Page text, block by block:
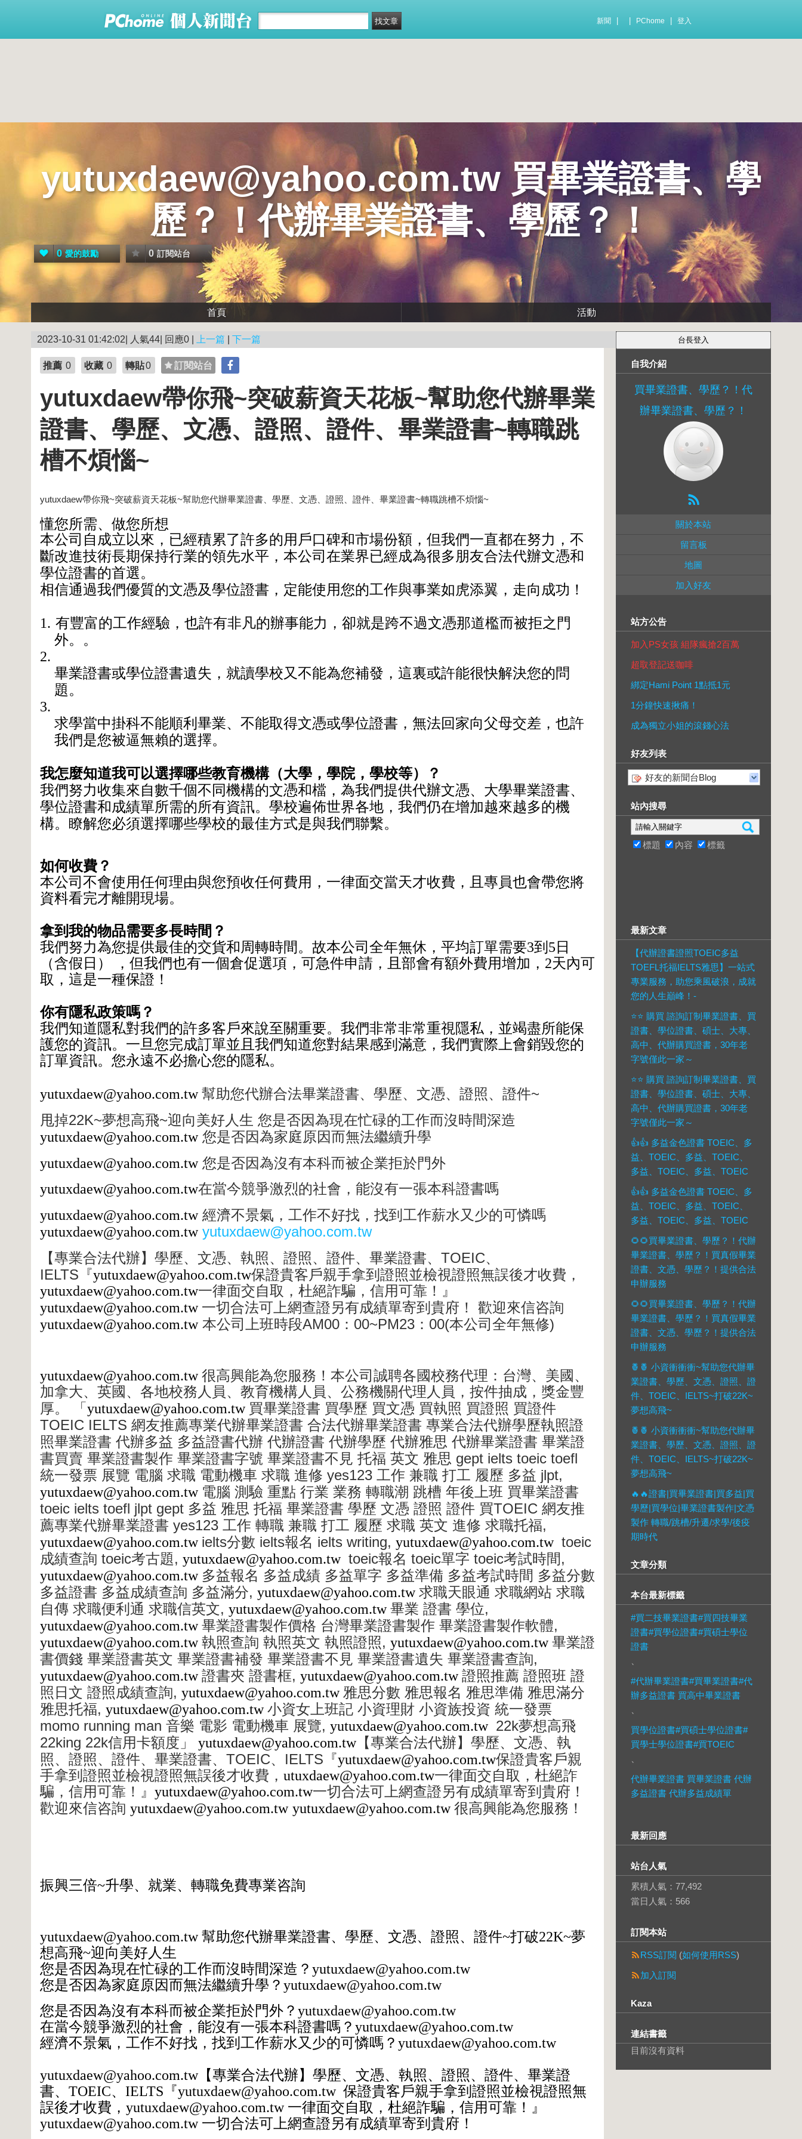
新聞 PChome 登入
yutuxdaew@yahoo.com.tw 買畢業證書、學
歷？！代辦畢業證書、學歷？！
0 愛的鼓勵 0 訂閱站台
首頁 活動
2023-10-31 01:42:02| 人氣44| 回應0 | 上一篇 下一篇
推薦 0 收藏 0 轉貼0 訂閱站台
yutuxdaew帶你飛~突破薪資天花板~幫助您代辦畢業
證書、學歷、文憑、證照、證件、畢業證書~轉職跳
槽不煩惱~
yutuxdaew帶你飛~突破薪資天花板~幫助您代辦畢業證書、學歷、文憑、證照、證件、畢業證書~轉職跳槽不煩惱~
懂您所需、做您所想
本公司自成立以來，已經積累了許多的用戶口碑和市場份額，但我們一直都在努力，不
斷改進技術長期保持行業的領先水平，本公司在業界已經成為很多朋友合法代辦文憑和
學位證書的首選。
相信通過我們優質的文憑及學位證書，定能使用您的工作與事業如虎添翼，走向成功！
1. 有豐富的工作經驗，也許有非凡的辦事能力，卻就是跨不過文憑那道檻而被拒之門
外。。
2.
畢業證書或學位證書遺失，就讀學校又不能為您補發，這裏或許能很快解決您的問
題。
3.
求學當中掛科不能順利畢業、不能取得文憑或學位證書，無法回家向父母交差，也許
我們是您被逼無賴的選擇。
我怎麼知道我可以選擇哪些教育機構（大學，學院，學校等）？
我們努力收集來自數千個不同機構的文憑和檔，為我們提供代辦文憑、大學畢業證書、
學位證書和成績單所需的所有資訊。學校遍佈世界各地，我們仍在增加越來越多的機
構。瞭解您必須選擇哪些學校的最佳方式是與我們聯繫。
如何收費？
本公司不會使用任何理由與您預收任何費用，一律面交當天才收費，且專員也會帶您將
資料看完才離開現場。
拿到我的物品需要多長時間？
我們努力為您提供最佳的交貨和周轉時間。故本公司全年無休，平均訂單需要3到 5 日
（含假日） ，但我們也有一個倉促選項，可急件申請，且部會有額外費用增加， 2天內可
取，這是一種保證！
你有隱私政策嗎？
我們知道隱私對我們的許多客戶來說至關重要。我們非常非常重視隱私，並竭盡所能保
護您的資訊。一旦您完成訂單並且我們知道您對結果感到滿意，我們實際上會銷毀您的
訂單資訊。您永遠不必擔心您的隱私。
yutuxdaew@yahoo.com.tw幫助您代辦合法畢業證書、學歷、文憑、證照、證件~
甩掉22K~夢想高飛~迎向美好人生 您是否因為現在忙碌的工作而沒時間深造
yutuxdaew@yahoo.com.tw 您是否因為家庭原因而無法繼續升學
yutuxdaew@yahoo.com.tw 您是否因為沒有本科而被企業拒於門外
yutuxdaew@yahoo.com.tw在當今競爭激烈的社會，能沒有一張本科證書嗎
yutuxdaew@yahoo.com.tw 經濟不景氣，工作不好找，找到工作薪水又少的可憐嗎
yutuxdaew@yahoo.com.tw yutuxdaew@yahoo.com.tw
【專業合法代辦】學歷、文憑、執照、證照、證件、畢業證書、 TOEIC、
IELTS 『yutuxdaew@yahoo.com.tw保證貴客戶親手拿到證照並檢視證照無誤後才收費，
yutuxdaew@yahoo.com.tw一律面交自取，杜絕詐騙，信用可靠！』
yutuxdaew@yahoo.com.tw 一切合法可上網查證另有成績單寄到貴府！
歡迎來信咨詢
yutuxdaew@yahoo.com.tw 本公司上班時段AM00 ： 00~PM23 ： 00(本公司全年無修)
yutuxdaew@yahoo.com.tw很高興能為您服務！本公司誠聘各國校務代理：台灣、美國、
加拿大、英國、各地校務人員、教育機構人員、公務機關代理人員，按件抽成，獎金豐
厚。
「 yutuxdaew@yahoo.com.tw 買畢業證書 買學歷 買文憑 買執照 買證照 買證件
TOEIC IELTS 網友推薦專業代辦畢業證書 合法代辦畢業證書 專業合法代辦學歷執照證
照畢業證書 代辦多益 多益證書代辦 代辦證書 代辦學歷 代辦雅思 代辦畢業證書 畢業證
書買賣 畢業證書製作 畢業證書字號 畢業證書不見 托福 英文 雅思 gept ielts toeic toefl
統一發票 展覽 電腦 求職 電動機車 求職 進修 yes123 工作 兼職 打工 履歷 多益 jlpt,
yutuxdaew@yahoo.com.tw 電腦 測驗 重點 行業 業務 轉職潮 跳槽 年後上班 買畢業證書
toeic ielts toefl jlpt gept 多益 雅思 托福 畢業證書 學歷 文憑 證照 證件 買TOEIC 網友推
薦專業代辦畢業證書 yes123 工作 轉職 兼職 打工 履歷 求職 英文 進修 求職托福,
yutuxdaew@yahoo.com.tw ielts分數 ielts報名 ielts writing, yutuxdaew@yahoo.com.tw toeic
成績查詢 toeic考古題, yutuxdaew@yahoo.com.tw toeic報名 toeic單字 toeic考試時間,
yutuxdaew@yahoo.com.tw 多益報名 多益成績 多益單字 多益準備 多益考試時間 多益分數
多益證書 多益成績查詢 多益滿分, yutuxdaew@yahoo.com.tw求職天眼通 求職網站 求職
自傳 求職便利通 求職信英文, yutuxdaew@yahoo.com.tw畢業 證書 學位,
yutuxdaew@yahoo.com.tw畢業證書製作價格 台灣畢業證書製作 畢業證書製作軟體,
yutuxdaew@yahoo.com.tw執照查詢 執照英文 執照證照, yutuxdaew@yahoo.com.tw畢業證
書價錢 畢業證書英文 畢業證書補發 畢業證書不見 畢業證書遺失 畢業證書查詢,
yutuxdaew@yahoo.com.tw證書夾 證書框, yutuxdaew@yahoo.com.tw證照推薦 證照班 證
照日文 證照成績查詢, yutuxdaew@yahoo.com.tw 雅思分數 雅思報名 雅思準備 雅思滿分
雅思托福, yutuxdaew@yahoo.com.tw小資女上班記 小資理財 小資族投資 統一發票
momo running man 音樂 電影 電動機車 展覽, yutuxdaew@yahoo.com.tw 22k夢想高飛
22king 22k信用卡額度」 yutuxdaew@yahoo.com.tw【專業合法代辦】學歷、文憑、執
照、證照、證件、畢業證書、 TOEIC、 IELTS 『yutuxdaew@yahoo.com.tw保證貴客戶親
手拿到證照並檢視證照無誤後才收費， utuxdaew@yahoo.com.tw一律面交自取，杜絕詐
騙，信用可靠！』 yutuxdaew@yahoo.com.tw一切合法可上網查證另有成績單寄到貴府！
歡迎來信咨詢 yutuxdaew@yahoo.com.tw yutuxdaew@yahoo.com.tw很高興能為您服務！
振興三倍~升學、就業、轉職免費專業咨詢
yutuxdaew@yahoo.com.tw幫助您代辦畢業證書、學歷、文憑、證照、證件~打破22K~夢
想高飛~迎向美好人生
您是否因為現在忙碌的工作而沒時間深造？ yutuxdaew@yahoo.com.tw
您是否因為家庭原因而無法繼續升學？ yutuxdaew@yahoo.com.tw
您是否因為沒有本科而被企業拒於門外？ yutuxdaew@yahoo.com.tw
在當今競爭激烈的社會，能沒有一張本科證書嗎？ yutuxdaew@yahoo.com.tw
經濟不景氣，工作不好找，找到工作薪水又少的可憐嗎？ yutuxdaew@yahoo.com.tw
yutuxdaew@yahoo.com.tw【專業合法代辦】學歷、文憑、執照、證照、證件、畢業證
書、 TOEIC、 IELTS 『yutuxdaew@yahoo.com.tw 保證貴客戶親手拿到證照並檢視證照無
誤後才收費， yutuxdaew@yahoo.com.tw 一律面交自取，杜絕詐騙，信用可靠！』
yutuxdaew@yahoo.com.tw 一切合法可上網查證另有成績單寄到貴府！
自我介紹
買畢業證書、學歷？！代
辦畢業證書、學歷？！
關於本站
留言板
地圖
加入好友
站方公告
加入PS女孩 組隊瘋搶2百萬
超取登記送咖啡
綁定Hami Point 1點抵1元
1分鐘快速揪痛！
成為獨立小姐的滾錢心法
好友列表
好友的新聞台Blog
站內搜尋
標題 內容 標籤
最新文章
【代辦證書證照TOEIC多益
TOEFL托福IELTS雅思】一站式
專業服務，助您乘風破浪，成就
您的人生巔峰！-
⭐️⭐️ 購買 諮詢訂制畢業證書、買
證書、學位證書、碩士、大專、
高中、代辦購買證書，30年老
字號僅此一家～
⭐️⭐️ 購買 諮詢訂制畢業證書、買
證書、學位證書、碩士、大專、
高中、代辦購買證書，30年老
字號僅此一家～
👍👍 多益金色證書 TOEIC、多
益、TOEIC、多益、TOEIC、
多益、TOEIC、多益、TOEIC
👍👍 多益金色證書 TOEIC、多
益、TOEIC、多益、TOEIC、
多益、TOEIC、多益、TOEIC
🌻🌻買畢業證書、學歷？！代辦
畢業證書、學歷？！買真假畢業
證書、文憑、學歷？！提供合法
申辦服務
🌻🌻買畢業證書、學歷？！代辦
畢業證書、學歷？！買真假畢業
證書、文憑、學歷？！提供合法
申辦服務
🍍🍍 小資衝衝衝~幫助您代辦畢
業證書、學歷、文憑、證照、證
件、TOEIC、IELTS~打破22K~
夢想高飛~
🍍🍍 小資衝衝衝~幫助您代辦畢
業證書、學歷、文憑、證照、證
件、TOEIC、IELTS~打破22K~
夢想高飛~
🔥🔥證書|買畢業證書|買多益|買
學歷|買學位|畢業證書製作|文憑
製作 轉職/跳槽/升遷/求學/後疫
期時代
文章分類
本台最新標籤
#買二技畢業證書#買四技畢業
證書#買學位證書#買碩士學位
證書
#代辦畢業證書#買畢業證書#代
辦多益證書 買高中畢業證書
買學位證書#買碩士學位證書#
買學士學位證書#買TOEIC
代辦畢業證書 買畢業證書 代辦
多益證書 代辦多益成績單
最新回應
站台人氣
累積人氣： 77,492
當日人氣： 566
訂閱本站
RSS訂閱 (如何使用RSS)
加入訂閱
Kaza
連結書籤
目前沒有資料